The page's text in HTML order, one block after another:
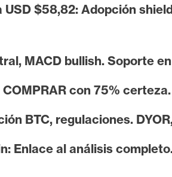
USD $58,82: Adopción
MACD bullish. Soporte
con 75%
BTC, regulaciones.
Enlace al análisis